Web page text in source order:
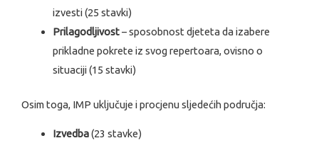
izvesti (25 stavki)
Prilagodljivost– sposobnost djeteta da izabere
prikladne pokrete iz svog repertoara, ovisno o
situaciji (15 stavki)
Osim toga, IMP uključuje i procjenu sljedećih područja:
Izvedba(23 stavke)